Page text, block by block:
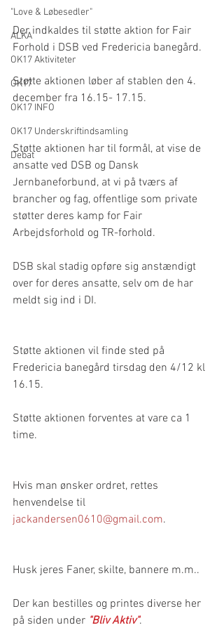
"Love & Løbesedler"
ALKA
OK17 Aktiviteter
OK17
OK17 INFO
OK17 Underskriftindsamling
Debat
Der indkaldes til støtte aktion for Fair
Forhold i DSB ved Fredericia banegård.
Støtte aktionen løber af stablen den 4.
december fra 16.15- 17.15.
Støtte aktionen har til formål, at vise de
ansatte ved DSB og Dansk
Jernbaneforbund, at vi på tværs af
brancher og fag, offentlige som private
støtter deres kamp for Fair
Arbejdsforhold og TR-forhold.
DSB skal stadig opføre sig anstændigt
over for deres ansatte, selv om de har
meldt sig ind i DI.
Støtte aktionen vil finde sted på
Fredericia banegård tirsdag den 4/12 kl
16.15.
Støtte aktionen forventes at vare ca 1
time.
Hvis man ønsker ordret, rettes
henvendelse til
jackandersen0610@gmail.com.
Husk jeres Faner, skilte, bannere m.m..
Der kan bestilles og printes diverse her
på siden under "Bliv Aktiv".